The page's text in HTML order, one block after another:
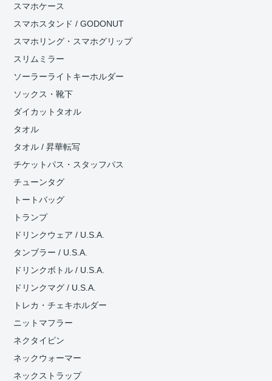
スマホケース
スマホスタンド / GODONUT
スマホリング・スマホグリップ
スリムミラー
ソーラーライトキーホルダー
ソックス・靴下
ダイカットタオル
タオル
タオル / 昇華転写
チケットパス・スタッフパス
チューンタグ
トートバッグ
トランプ
ドリンクウェア / U.S.A.
タンブラー / U.S.A.
ドリンクボトル / U.S.A.
ドリンクマグ / U.S.A.
トレカ・チェキホルダー
ニットマフラー
ネクタイピン
ネックウォーマー
ネックストラップ